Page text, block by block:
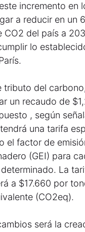
incremento en
a reducir en un
CO2 del país a
lo
tributo del
un recaudo de
, según
una tarifa
el factor de
(GEI) para
La
a $17.660 por
(CO2eq).
será la